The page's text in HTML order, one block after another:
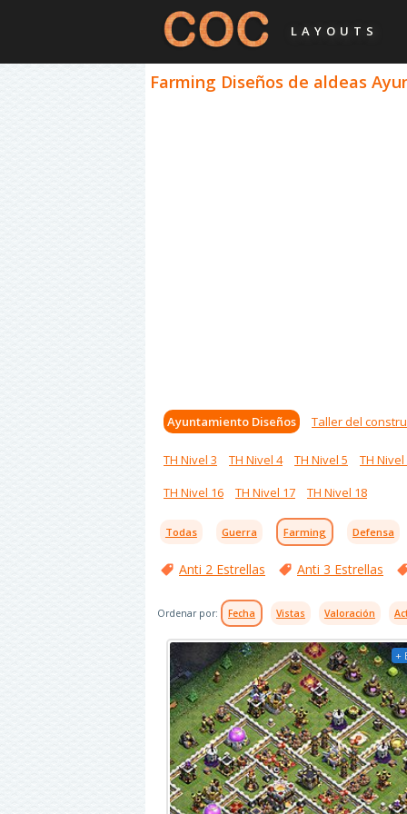
LAYOUTS
Farming Diseños de aldeas
Ayuntamiento Diseños Taller del
TH Nivel 3 TH Nivel 4 TH Nivel 5
TH Nivel
TH Nivel 16
TH Nivel 17 TH Nivel 18
Todas Guerra Farming Defensa
Anti 2 Estrellas Anti 3 Estrellas
Ordenar por: Fecha Vistas Valoración
+